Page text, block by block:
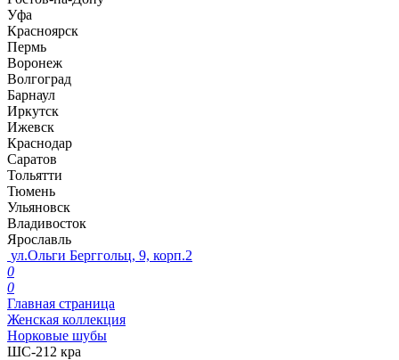
Уфа
Красноярск
Пермь
Воронеж
Волгоград
Барнаул
Иркутск
Ижевск
Краснодар
Саратов
Тольятти
Тюмень
Ульяновск
Владивосток
Ярославль
ул.Ольги Берггольц, 9, корп.2
0
0
Главная страница
Женская коллекция
Норковые шубы
ШС-212 кра